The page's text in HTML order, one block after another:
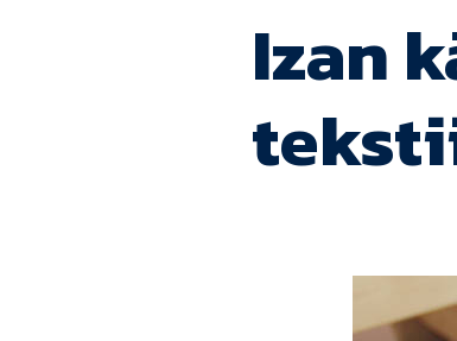
Izan